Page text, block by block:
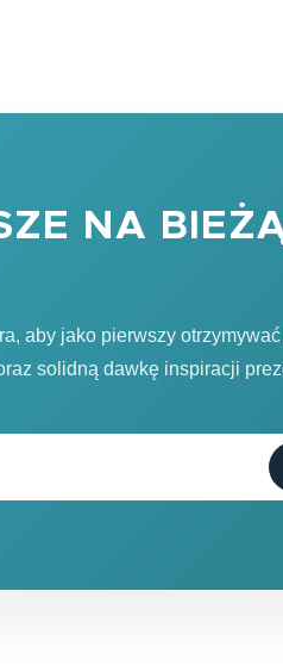
NA
aby jako pierwszy
solidną dawkę inspiracji